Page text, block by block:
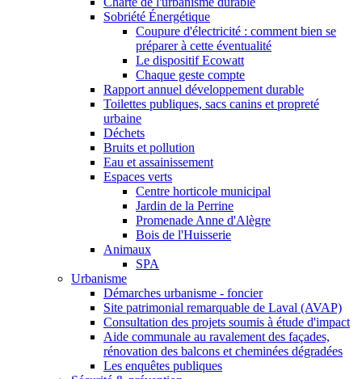
Sobriété Énergétique
Coupure d'électricité : comment bien se
préparer à cette éventualité
Le dispositif Ecowatt
Chaque geste compte
Rapport annuel développement durable
Toilettes publiques, sacs canins et propreté
urbaine
Déchets
Bruits et pollution
Eau et assainissement
Espaces verts
Centre horticole municipal
Jardin de la Perrine
Promenade Anne d'Alègre
Bois de l'Huisserie
Animaux
SPA
Urbanisme
Démarches urbanisme - foncier
Site patrimonial remarquable de Laval (AVAP)
Consultation des projets soumis à étude d'impact
Aide communale au ravalement des façades,
rénovation des balcons et cheminées dégradées
Les enquêtes publiques